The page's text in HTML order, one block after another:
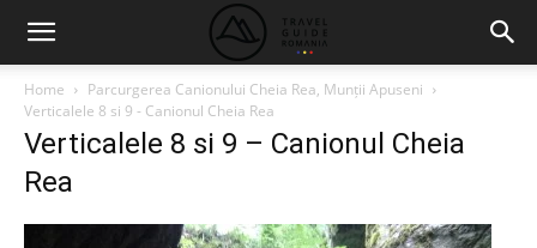
Home
Parcurgerea Canionului Cheia Rea, Munții Apuseni
Verticalele 8 si 9 - Canionul Cheia Rea
Verticalele 8 si 9 – Canionul Cheia
Rea